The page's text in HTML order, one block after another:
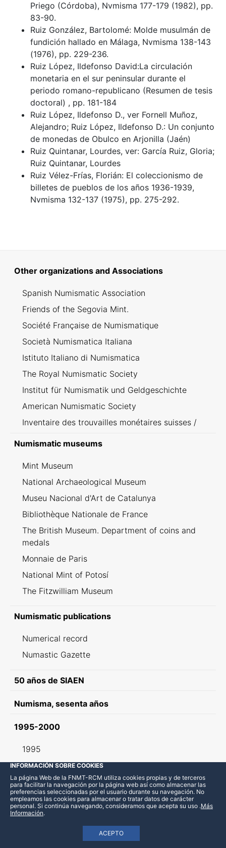
Priego (Córdoba), Nvmisma 177-179 (1982), pp.
83-90.
Ruiz González, Bartolomé: Molde musulmán de
fundición hallado en Málaga, Nvmisma 138-143
(1976), pp. 229-236.
Ruiz López, Ildefonso David:La circulación
monetaria en el sur peninsular durante el
periodo romano-republicano (Resumen de tesis
doctoral) , pp. 181-184
Ruiz López, Ildefonso D., ver Fornell Muñoz,
Alejandro; Ruiz López, Ildefonso D.: Un conjunto
de monedas de Obulco en Arjonilla (Jaén)
Ruiz Quintanar, Lourdes, ver: García Ruiz, Gloria;
Ruiz Quintanar, Lourdes
Ruiz Vélez-Frías, Florián: El coleccionismo de
billetes de pueblos de los años 1936-1939,
Nvmisma 132-137 (1975), pp. 275-292.
Other organizations and Associations
Spanish Numismatic Association
Friends of the Segovia Mint.
Société Française de Numismatique
Società Numismatica Italiana
Istituto Italiano di Numismatica
The Royal Numismatic Society
Institut für Numismatik und Geldgeschichte
American Numismatic Society
Inventaire des trouvailles monétaires suisses /
Numismatic museums
Mint Museum
National Archaeological Museum
Museu Nacional d'Art de Catalunya
Bibliothèque Nationale de France
The British Museum. Department of coins and
medals
Monnaie de Paris
National Mint of Potosí
The Fitzwilliam Museum
Numismatic publications
Numerical record
Numastic Gazette
50 años de SIAEN
Numisma, sesenta años
1995-2000
1995
1996
1997
1998
1999
INFORMACIÓN SOBRE COOKIES
La página Web de la FNMT-RCM utiliza cookies propias y de terceros
para facilitar la navegación por la página web así como almacenar las
preferencias seleccionadas por el usuario durante su navegación. No
empleamos las cookies para almacenar o tratar datos de carácter
personal. Si continúa navegando, consideramos que acepta su uso
ACEPTO
.Más
Información.